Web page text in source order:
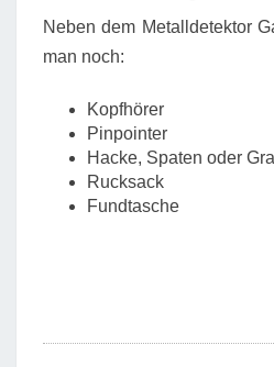
Neben dem Metalldetektor
man noch:
Kopfhörer
Pinpointer
Hacke, Spaten oder
Rucksack
Fundtasche